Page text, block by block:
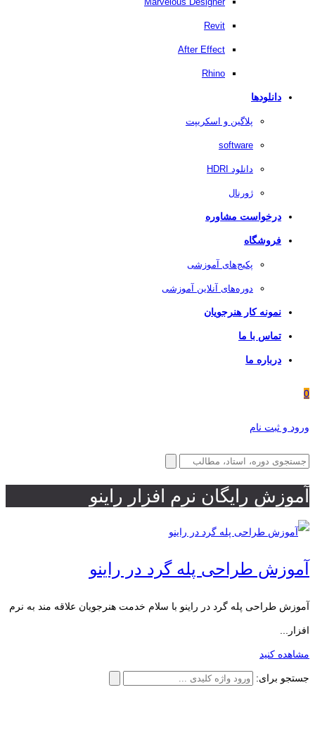
Revit
After Effect
Rhino
دانلودها
پلاگین و اسکریپت
software
دانلود HDRI
ژورنال
درخواست مشاوره
فروشگاه
پکیج‌های آموزشی
دوره‌های آنلاین آموزشی
نمونه کار هنرجویان
تماس با ما
درباره ما
0
ورود و ثبت نام
آموزش رایگان نرم افزار راینو
آموزش طراحی پله گرد در راینو
آموزش طراحی پله گرد در راینو با سلام خدمت هنرجویان علاقه مند به نرم
افزار...
مشاهده کنید
جستجو برای: